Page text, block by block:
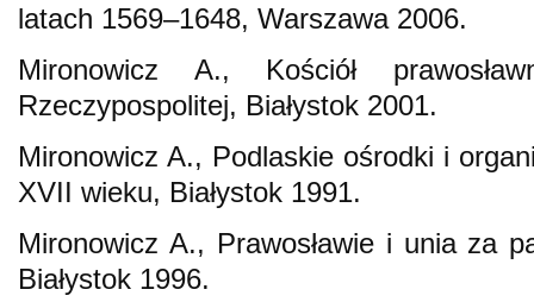
latach 1569–1648, Warszawa 2006.
Mironowicz A., Kościół
Rzeczypospolitej, Białystok 2001.
Mironowicz A., Podlaskie ośrodki i
XVII wieku, Białystok 1991.
Mironowicz A., Prawosławie i unia za
Białystok 1996.